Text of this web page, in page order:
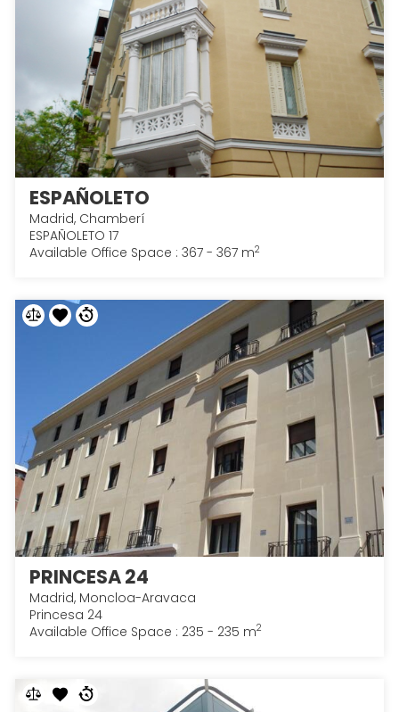
ESPAÑOLETO
Madrid, Chamberí
ESPAÑOLETO 17
Available Office Space : 367 - 367 m2
PRINCESA 24
Madrid, Moncloa-Aravaca
Princesa 24
Available Office Space : 235 - 235 m2